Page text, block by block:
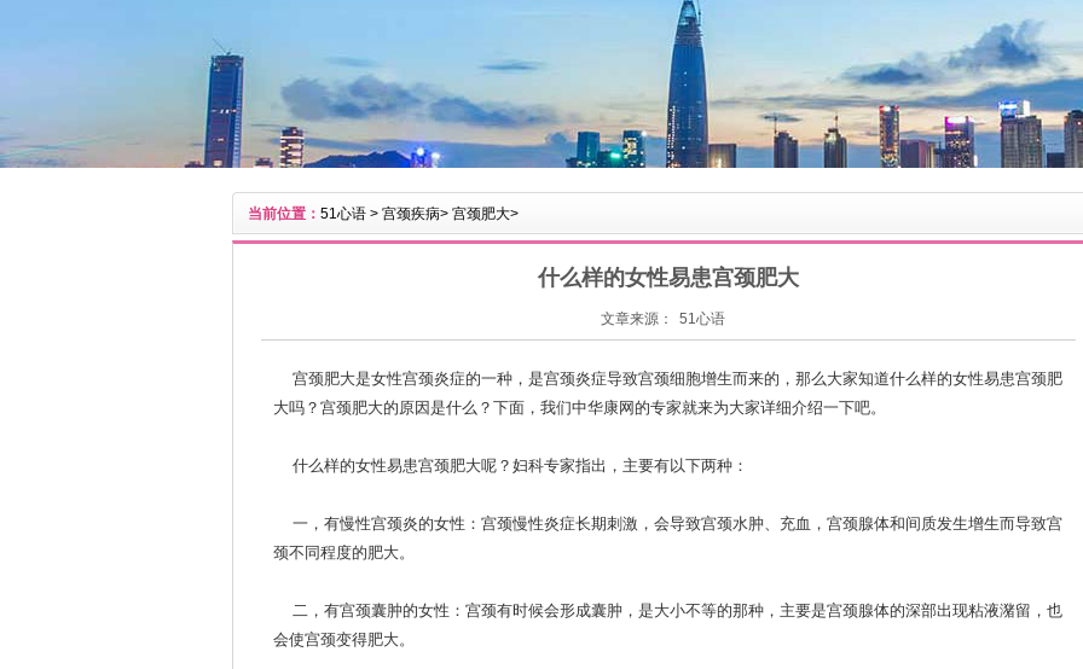
当前位置： 51心语 > 宫颈疾病> 宫颈肥大>
什么样的女性易患宫颈肥大
文章来源： 51心语
宫颈肥大是女性宫颈炎症的一种，是宫颈炎症导致宫颈细胞增生而来的，那么大家知道什么样的女性易患宫颈肥
大吗？宫颈肥大的原因是什么？下面，我们中华康网的专家就来为大家详细介绍一下吧。
什么样的女性易患宫颈肥大呢？妇科专家指出，主要有以下两种：
一，有慢性宫颈炎的女性：宫颈慢性炎症长期刺激，会导致宫颈水肿、充血，宫颈腺体和间质发生增生而导致宫
颈不同程度的肥大。
二，有宫颈囊肿的女性：宫颈有时候会形成囊肿，是大小不等的那种，主要是宫颈腺体的深部出现粘液潴留，也
会使宫颈变得肥大。